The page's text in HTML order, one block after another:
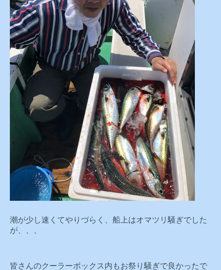
潮が少し速くてやりづらく、船上はオマツリ騒ぎでした
が、、、
皆さんのクーラーボックス内もお祭り騒ぎで良かったで